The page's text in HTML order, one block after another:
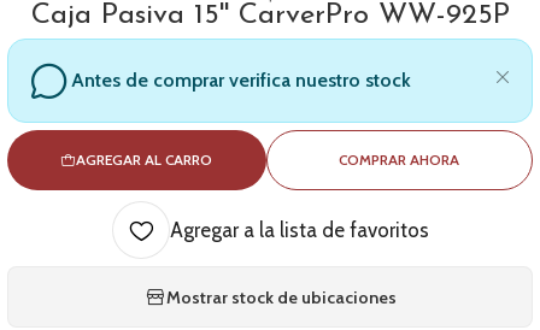
Caja Pasiva 15'' CarverPro WW-925P
Antes de comprar verifica nuestro stock
AGREGAR AL CARRO COMPRAR AHORA
Agregar a la lista de favoritos
Mostrar stock de ubicaciones